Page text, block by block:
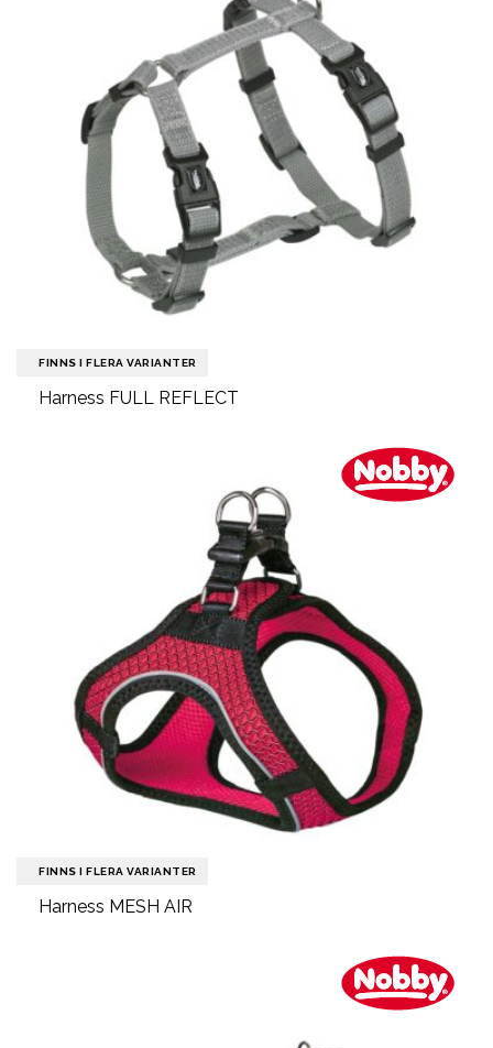
FINNS I FLERA VARIANTER
Harness FULL REFLECT
FINNS I FLERA VARIANTER
Harness MESH AIR